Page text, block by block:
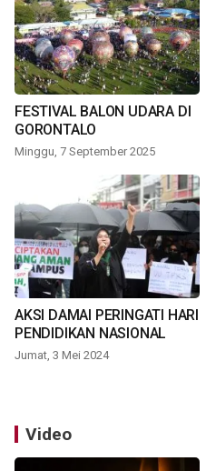
FESTIVAL BALON UDARA DI
GORONTALO
Minggu, 7 September 2025
AKSI DAMAI PERINGATI HARI
PENDIDIKAN NASIONAL
Jumat, 3 Mei 2024
Video